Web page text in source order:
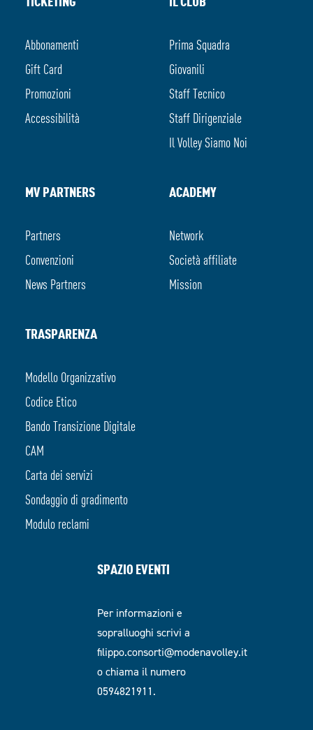
Abbonamenti
Gift Card
Promozioni
Accessibilità
Prima Squadra
Giovanili
Staff Tecnico
Staff Dirigenziale
Il Volley Siamo Noi
MV PARTNERS
Partners
Convenzioni
News Partners
ACADEMY
Network
Società affiliate
Mission
TRASPARENZA
Modello Organizzativo
Codice Etico
Bando Transizione Digitale
CAM
Carta dei servizi
Sondaggio di gradimento
Modulo reclami
SPAZIO EVENTI
Per informazioni e
sopralluoghi scrivi a
filippo.consorti@modenavolley.it
o chiama il numero
0594821911.